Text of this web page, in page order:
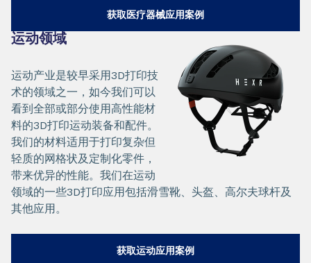
获取医疗器械应用案例
运动领域
运动产业是较早采用3D打印技
术的领域之一，如今我们可以
看到全部或部分使用高性能材
料的3D打印运动装备和配件。
我们的材料适用于打印复杂但
轻质的网格状及定制化零件，
带来优异的性能。我们在运动
领域的一些3D打印应用包括滑雪靴、头盔、高尔夫球杆及
其他应用。
获取运动应用案例